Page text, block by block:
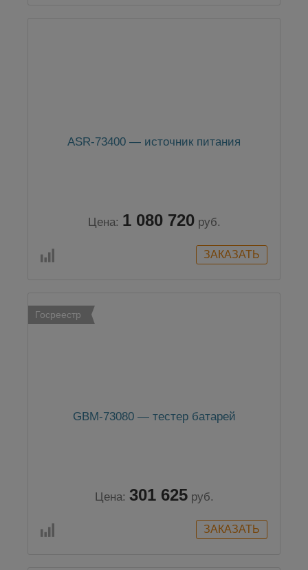
ASR-73400 — источник питания
Цена: 1 080 720 руб.
Госреестр
GBM-73080 — тестер батарей
Цена: 301 625 руб.